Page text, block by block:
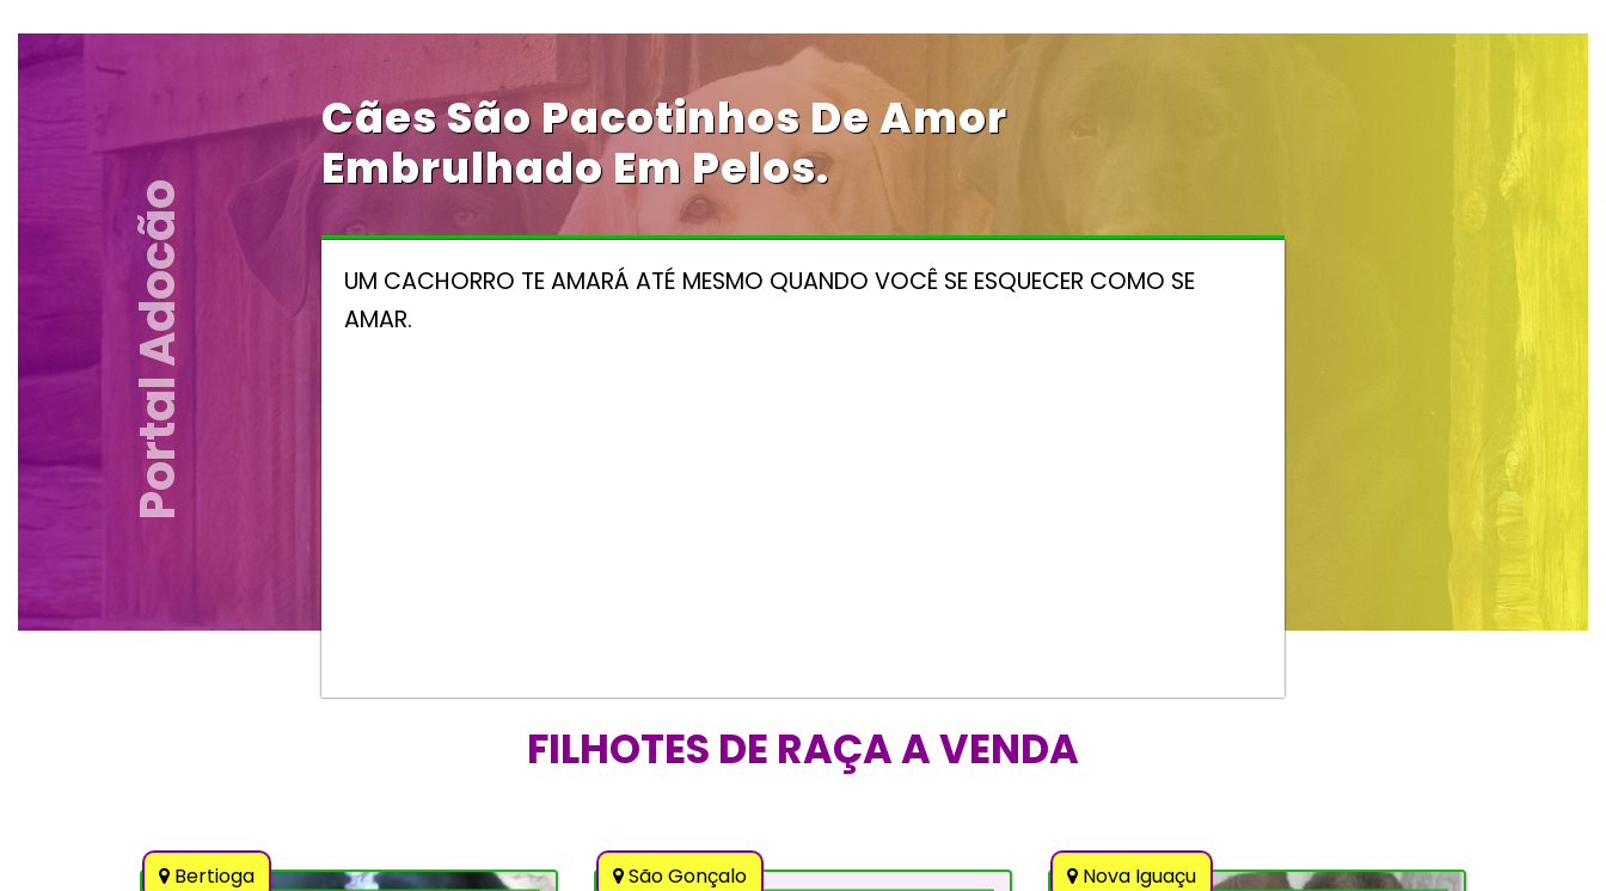
Portal Adocão
Cães São Pacotinhos De Amor
Embrulhado Em Pelos.
UM CACHORRO TE AMARÁ ATÉ MESMO QUANDO VOCÊ SE ESQUECER COMO SE
AMAR.
FILHOTES DE RAÇA A VENDA
Bertioga São Gonçalo Nova Iguaçu